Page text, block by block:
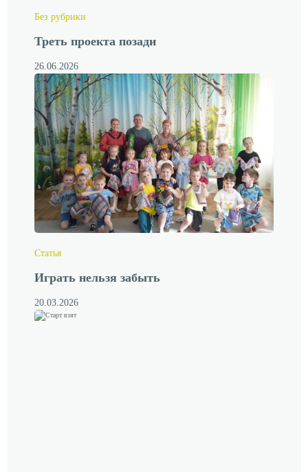
Без рубрики
Треть проекта позади
26.06.2026
Cтатья
Играть нельзя забыть
20.03.2026